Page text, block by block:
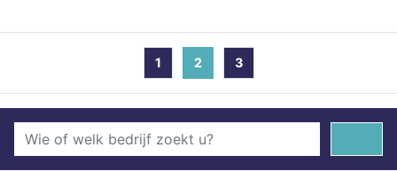
1 2(current)
3